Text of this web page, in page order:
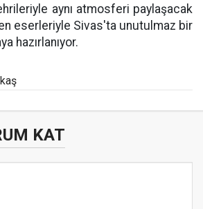
aynı atmosferi paylaşacak
eserleriyle Sivas'ta unutulmaz bir
hazırlanıyor.
KAT